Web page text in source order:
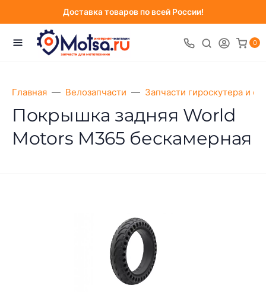
Доставка товаров по всей России!
0
Главная Велозапчасти Запчасти гироскутера и
Покрышка задняя World
Motors M365 бескамерная